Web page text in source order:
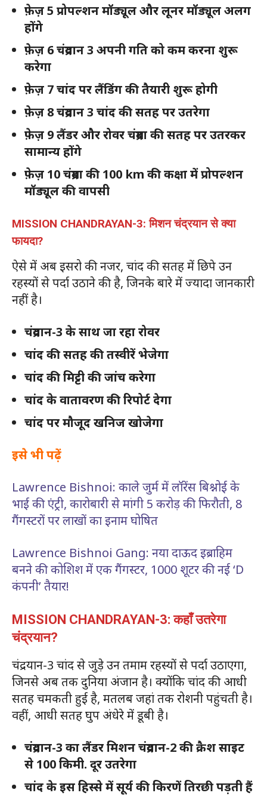
फ़ेज़ 5 प्रोपल्शन मॉड्यूल और लूनर मॉड्यूल अलग
होंगे
फ़ेज़ 6 चंद्रयान 3 अपनी गति को कम करना शुरू
करेगा
फ़ेज़ 7 चांद पर लैंडिंग की तैयारी शुरू होगी
फ़ेज़ 8 चंद्रयान 3 चांद की सतह पर उतरेगा
फ़ेज़ 9 लैंडर और रोवर चंद्रमा की सतह पर उतरकर
सामान्य होंगे
फ़ेज़ 10 चंद्रमा की 100 km की कक्षा में प्रोपल्शन
मॉड्यूल की वापसी
MISSION CHANDRAYAN-3: मिशन चंद्रयान से क्या
फायदा?
ऐसे में अब इसरो की नजर, चांद की सतह में छिपे उन
रहस्यों से पर्दा उठाने की है, जिनके बारे में ज्यादा जानकारी
नहीं है।
चंद्रयान-3 के साथ जा रहा रोवर
चांद की सतह की तस्वीरें भेजेगा
चांद की मिट्टी की जांच करेगा
चांद के वातावरण की रिपोर्ट देगा
चांद पर मौजूद खनिज खोजेगा
इसे भी पढ़ें
Lawrence Bishnoi: काले जुर्म में लॉरेंस बिश्नोई के
भाई की एंट्री, कारोबारी से मांगी 5 करोड़ की फिरौती, 8
गैंगस्टरों पर लाखों का इनाम घोषित
Lawrence Bishnoi Gang: नया दाऊद इब्राहिम
बनने की कोशिश में एक गैंगस्टर, 1000 शूटर की नई ‘D
कंपनी’ तैयार!
MISSION CHANDRAYAN-3: कहाँ उतरेगा
चंद्रयान?
चंद्रयान-3 चांद से जुड़े उन तमाम रहस्यों से पर्दा उठाएगा,
जिनसे अब तक दुनिया अंजान है। क्योंकि चांद की आधी
सतह चमकती हुई है, मतलब जहां तक रोशनी पहुंचती है।
वहीं, आधी सतह घुप अंधेरे में डूबी है।
चंद्रयान-3 का लैंडर मिशन चंद्रयान-2 की क्रैश साइट
से 100 किमी. दूर उतरेगा
चांद के इस हिस्से में सूर्य की किरणें तिरछी पड़ती हैं